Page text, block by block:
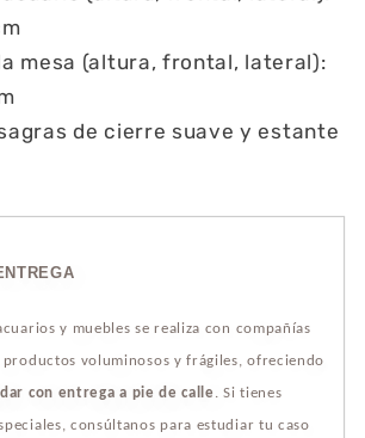
mesa (altura, frontal, lateral):
de cierre suave y estante
y muebles se realiza con compañías
productos voluminosos y frágiles, ofreciendo
con entrega a pie de calle . Si tienes
consúltanos para estudiar tu caso